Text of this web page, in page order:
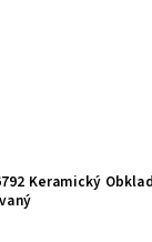
Keramický